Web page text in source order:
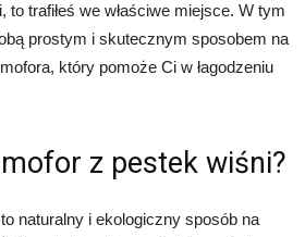
trafiłeś we właściwe miejsce. W tym
prostym i skutecznym sposobem na
który pomoże Ci w łagodzeniu
z pestek wiśni?
naturalny i ekologiczny sposób na